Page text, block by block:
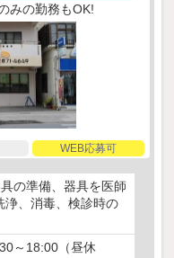
みの勤務もOK!
WEB応募可
の準備、器具を医師
浄、消毒、検診時の
～18:00（昼休